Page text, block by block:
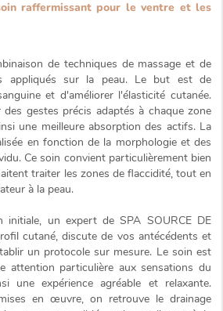
raffermissant pour le ventre et les
de techniques de massage et de
appliqués sur la peau. Le but est de
et d'améliorer l'élasticité cutanée.
gestes précis adaptés à chaque zone
une meilleure absorption des actifs. La
en fonction de la morphologie et des
Ce soin convient particulièrement bien
traiter les zones de flaccidité, tout en
à la peau.
initiale, un expert de SPA SOURCE DE
cutané, discute de vos antécédents et
un protocole sur mesure. Le soin est
attention particulière aux sensations du
une expérience agréable et relaxante.
en œuvre, on retrouve le drainage